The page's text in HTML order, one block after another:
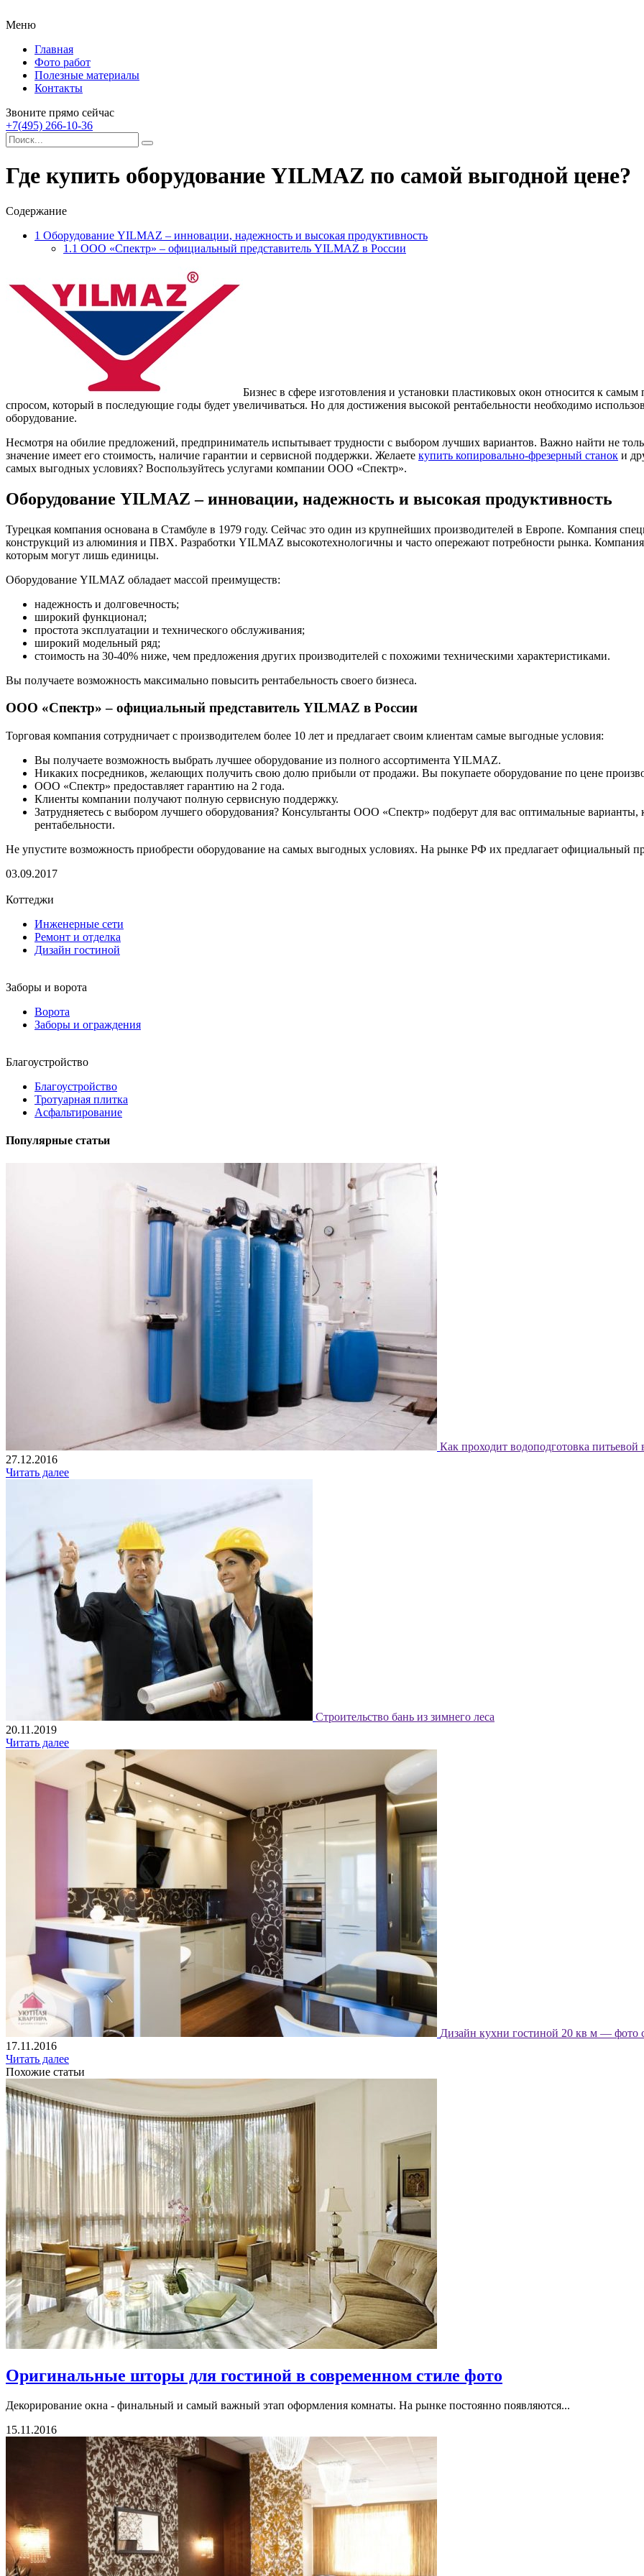
Меню
Главная
Фото работ
Полезные материалы
Контакты
Звоните прямо сейчас
+7(495) 266-10-36
Где купить оборудование YILMAZ по самой выгодной цене?
Содержание
1 Оборудование YILMAZ – инновации, надежность и высокая продуктивность
1.1 ООО «Спектр» – официальный представитель YILMAZ в России
Бизнес в сфере изготовления и установки пластиковых окон относится к
спросом, который в последующие годы будет увеличиваться. Но для достижения высокой рентабельности необходимо
оборудование.
Несмотря на обилие предложений, предприниматель испытывает трудности с выбором лучших вариантов. Важно найти не
значение имеет его стоимость, наличие гарантии и сервисной поддержки. Желаете купить копировально-фрезерный станок и
самых выгодных условиях? Воспользуйтесь услугами компании ООО «Спектр».
Оборудование YILMAZ – инновации, надежность и высокая продуктивность
Турецкая компания основана в Стамбуле в 1979 году. Сейчас это один из крупнейших производителей в Европе. Компания
конструкций из алюминия и ПВХ. Разработки YILMAZ высокотехнологичны и часто опережают потребности рынка. Компания
которым могут лишь единицы.
Оборудование YILMAZ обладает массой преимуществ:
надежность и долговечность;
широкий функционал;
простота эксплуатации и технического обслуживания;
широкий модельный ряд;
стоимость на 30-40% ниже, чем предложения других производителей с похожими техническими характеристиками.
Вы получаете возможность максимально повысить рентабельность своего бизнеса.
ООО «Спектр» – официальный представитель YILMAZ в России
Торговая компания сотрудничает с производителем более 10 лет и предлагает своим клиентам самые выгодные условия:
Вы получаете возможность выбрать лучшее оборудование из полного ассортимента YILMAZ.
Никаких посредников, желающих получить свою долю прибыли от продажи. Вы покупаете оборудование по цене
ООО «Спектр» предоставляет гарантию на 2 года.
Клиенты компании получают полную сервисную поддержку.
Затрудняетесь с выбором лучшего оборудования? Консультанты ООО «Спектр» подберут для вас оптимальные варианты,
рентабельности.
Не упустите возможность приобрести оборудование на самых выгодных условиях. На рынке РФ их предлагает
03.09.2017
Коттеджи
Инженерные сети
Ремонт и отделка
Дизайн гостиной
Заборы и ворота
Ворота
Заборы и ограждения
Благоустройство
Благоустройство
Тротуарная плитка
Асфальтирование
Популярные статьи
Как проходит водоподготовка питьевой
27.12.2016
Читать далее
Строительство бань из зимнего леса
20.11.2019
Читать далее
Дизайн кухни гостиной 20 кв м — фото
17.11.2016
Читать далее
Похожие статьи
Оригинальные шторы для гостиной в современном стиле фото
Декорирование окна - финальный и самый важный этап оформления комнаты. На рынке постоянно появляются...
15.11.2016